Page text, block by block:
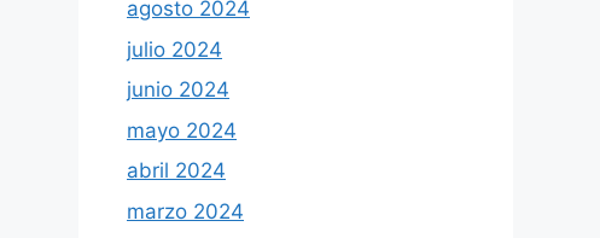
agosto 2024
julio 2024
junio 2024
mayo 2024
abril 2024
marzo 2024